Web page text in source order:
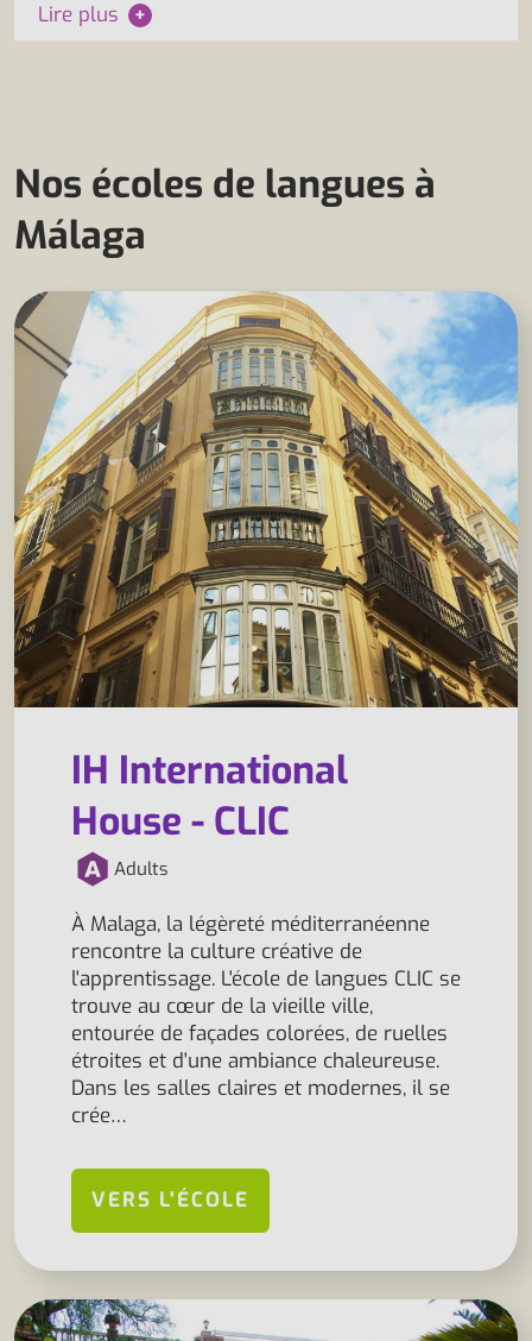
Lire plus +
Nos écoles de langues à
Málaga
IH International
House - CLIC
Adults
À Malaga, la légèreté méditerranéenne
rencontre la culture créative de
l'apprentissage. L'école de langues CLIC se
trouve au cœur de la vieille ville,
entourée de façades colorées, de ruelles
étroites et d'une ambiance chaleureuse.
Dans les salles claires et modernes, il se
crée…
VERS L'ÉCOLE